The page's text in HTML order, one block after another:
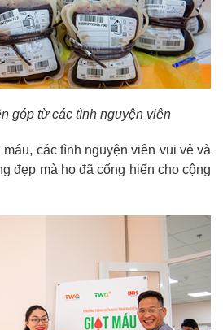
góp từ các tình nguyện viên
các tình nguyện viên vui vẻ và
đẹp mà họ đã cống hiến cho cộng